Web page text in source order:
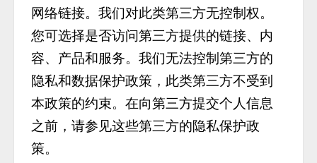
网络链接。我们对此类第三方无控制权。
您可选择是否访问第三方提供的链接、内
容、产品和服务。我们无法控制第三方的
隐私和数据保护政策，此类第三方不受到
本政策的约束。在向第三方提交个人信息
之前，请参见这些第三方的隐私保护政
策。